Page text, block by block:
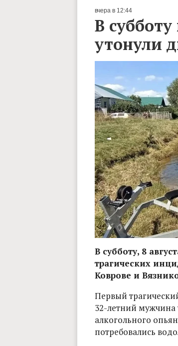
вчера в 12:44
В
утонули
В субботу, 8
трагических
Коврове и
Первый
32-летний мужчина
алкогольного
потребовались